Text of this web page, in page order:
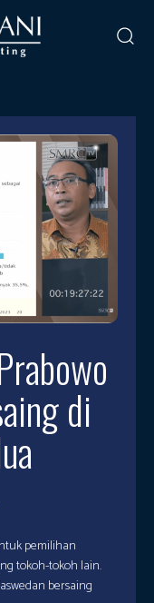
di
pemilihan
tokoh-tokoh lain.
bersaing